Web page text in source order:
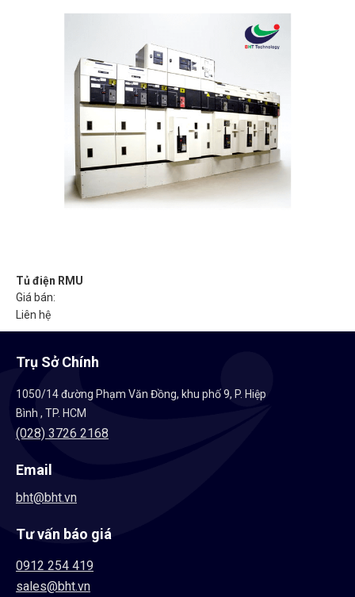
Tủ điện RMU
Giá bán:
Liên hệ
Trụ Sở Chính
1050/14 đường Phạm Văn Đồng, khu phố 9, P. Hiệp
Bình , TP. HCM
(028) 3726 2168
Email
bht@bht.vn
Tư vấn báo giá
0912 254 419
sales@bht.vn